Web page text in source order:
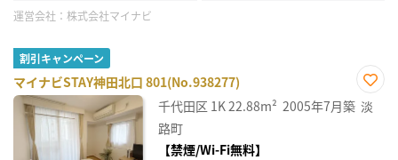
運営会社： 株式会社マイナビ
割引キャンペーン
マイナビSTAY神田北口 801(No.938277)
お気
に入
千代田区 1K22.88m² 2005年7月築 淡
路町
【禁煙/Wi-Fi無料】